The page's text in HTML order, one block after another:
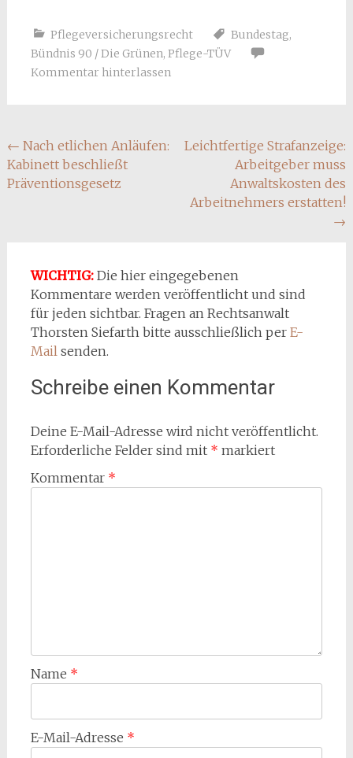
Pflegeversicherungsrecht Bundestag,
Bündnis 90 / Die Grünen, Pflege-TÜV
Kommentar hinterlassen
Beitragsnavigation
← Nach etlichen Anläufen:
Kabinett beschließt
Präventionsgesetz
Leichtfertige Strafanzeige:
Arbeitgeber muss
Anwaltskosten des
Arbeitnehmers erstatten!
→
WICHTIG:Die hier eingegebenen
Kommentare werden veröffentlicht und sind
für jeden sichtbar. Fragen an Rechtsanwalt
Thorsten Siefarth bitte ausschließlich per E-
Mailsenden.
Schreibe einen Kommentar
Deine E-Mail-Adresse wird nicht veröffentlicht.
Erforderliche Felder sind mit * markiert
Kommentar *
Name *
E-Mail-Adresse *